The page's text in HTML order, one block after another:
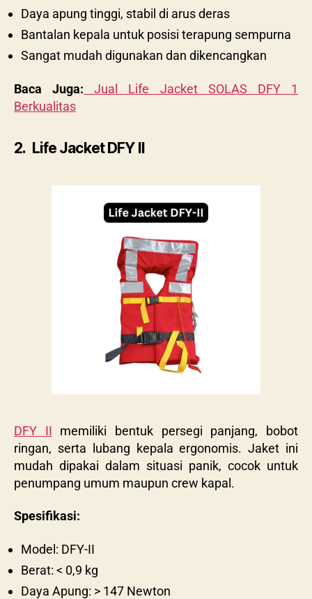
Daya apung tinggi, stabil di arus deras
Bantalan kepala untuk posisi terapung sempurna
Sangat mudah digunakan dan dikencangkan
Baca Juga: Jual Life Jacket SOLAS DFY 1
Berkualitas
2. Life Jacket DFY II
DFY II memiliki bentuk persegi panjang, bobot
ringan, serta lubang kepala ergonomis. Jaket ini
mudah dipakai dalam situasi panik, cocok untuk
penumpang umum maupun crew kapal.
Spesifikasi:
Model: DFY-II
Berat: < 0,9 kg
Daya Apung: > 147 Newton